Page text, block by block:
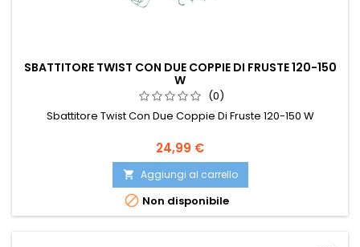
SBATTITORE TWIST CON DUE COPPIE DI FRUSTE 120-150
W
(0)
Sbattitore Twist Con Due Coppie Di Fruste 120-150 W
Prezzo
24,99 €
 Aggiungi al carrello
 Non disponibile